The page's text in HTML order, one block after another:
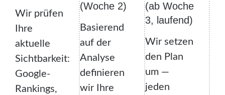
Wir prüfen
Ihre
aktuelle
Sichtbarkeit:
Google-
Rankings,
(Woche 2)
Basierend
auf der
Analyse
definieren
wir Ihre
(ab Woche
3, laufend)
Wir setzen
den Plan
um —
jeden